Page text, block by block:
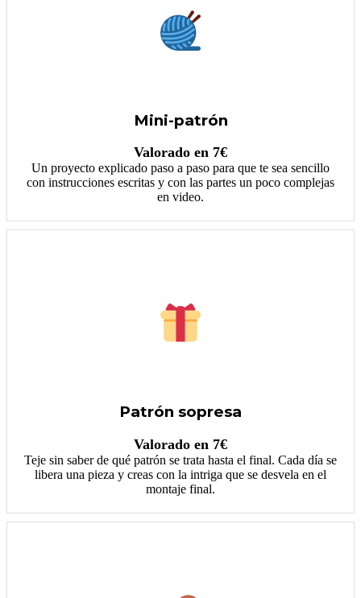
Mini-patrón
Valorado en 7€
Un proyecto explicado paso a paso para que te sea sencillo
con instrucciones escritas y con las partes un poco complejas
en video.
Patrón sopresa
Valorado en 7€
Teje sin saber de qué patrón se trata hasta el final. Cada día se
libera una pieza y creas con la intriga que se desvela en el
montaje final.